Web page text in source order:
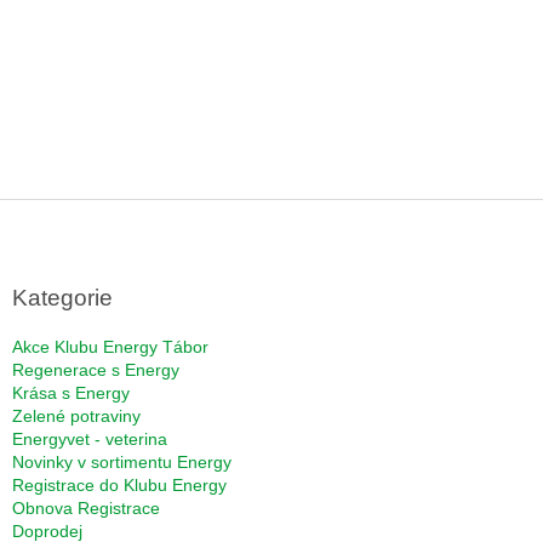
Kategorie
Akce Klubu Energy Tábor
Regenerace s Energy
Krása s Energy
Zelené potraviny
Energyvet - veterina
Novinky v sortimentu Energy
Registrace do Klubu Energy
Obnova Registrace
Doprodej